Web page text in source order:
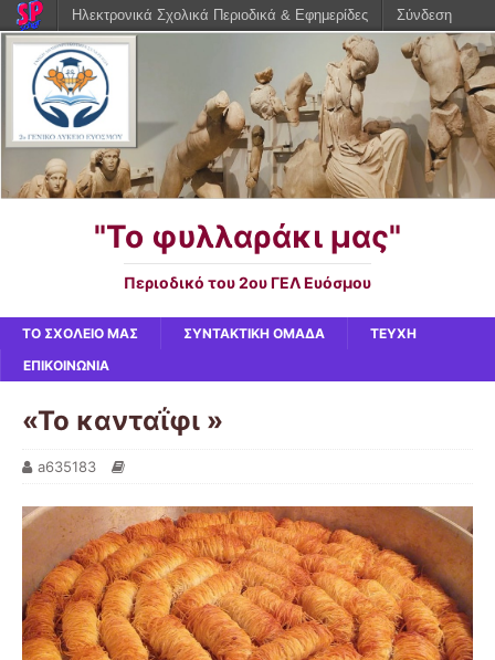
"Το φυλλαράκι μας"
Περιοδικό του 2ου ΓΕΛ Ευόσμου
ΤΟ ΣΧΟΛΕΙΟ ΜΑΣ ΣΥΝΤΑΚΤΙΚΗ ΟΜΑΔΑ
ΤΕΥΧΗ
ΕΠΙΚΟΙΝΩΝΙΑ
«Το κανταΐφι »
a635183
Ηλεκτρονικά Σχολικά Περιοδικά & Εφημερίδες Σύνδεση